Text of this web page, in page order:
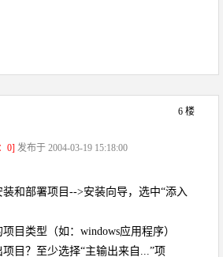
6 楼
0] 发布于 2004-03-19 15:18:00
和部署项目-->安装向导，选中“添入
目类型（如：windows应用程序）
目？至少选择“主输出来自...”项